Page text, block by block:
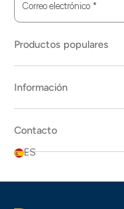
Correo electrónico *
Productos populares
Información
Contacto
ES